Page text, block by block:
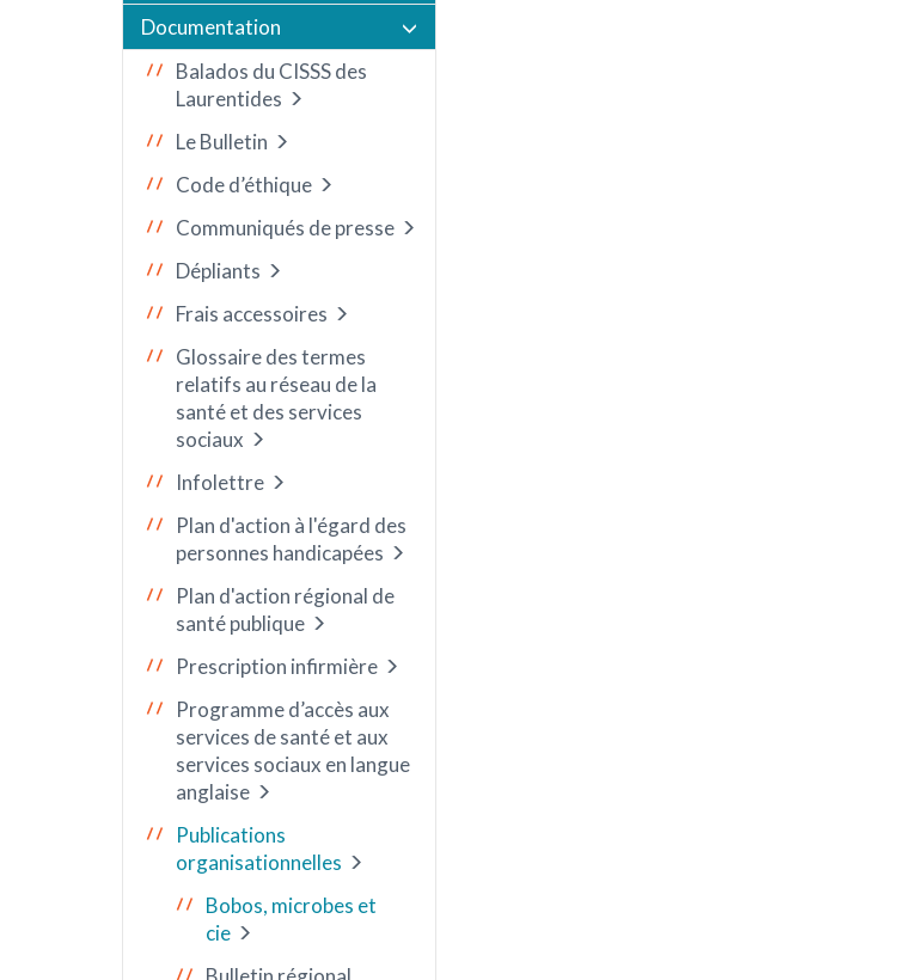
Documentation
Balados du CISSS des
Laurentides
Le Bulletin
Code d’éthique
Communiqués de presse
Dépliants
Frais accessoires
Glossaire des termes
relatifs au réseau de la
santé et des services
sociaux
Infolettre
Plan d'action à l'égard des
personnes handicapées
Plan d'action régional de
santé publique
Prescription infirmière
Programme d’accès aux
services de santé et aux
services sociaux en langue
anglaise
Publications
organisationnelles
Bobos, microbes et
cie